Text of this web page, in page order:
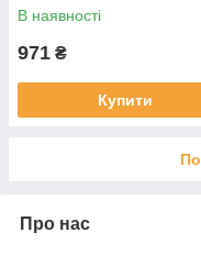
В наявності
971 ₴
Купити
Про нас